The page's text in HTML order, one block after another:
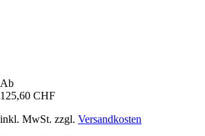
Ab
125,60 CHF
inkl. MwSt. zzgl. Versandkosten